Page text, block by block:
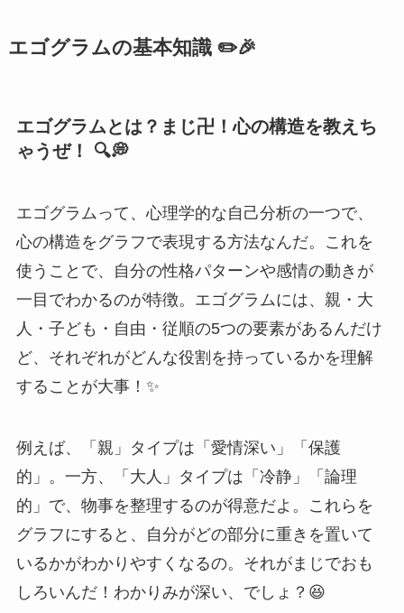
エゴグラムの基本知識 ✏️🎉
エゴグラムとは？まじ卍！心の構造を教えち
ゃうぜ！ 🔍💭
エゴグラムって、心理学的な自己分析の一つで、
心の構造をグラフで表現する方法なんだ。これを
使うことで、自分の性格パターンや感情の動きが
一目でわかるのが特徴。エゴグラムには、親・大
人・子ども・自由・従順の5つの要素があるんだけ
ど、それぞれがどんな役割を持っているかを理解
することが大事！✨
例えば、「親」タイプは「愛情深い」「保護
的」。一方、「大人」タイプは「冷静」「論理
的」で、物事を整理するのが得意だよ。これらを
グラフにすると、自分がどの部分に重きを置いて
いるかがわかりやすくなるの。それがまじでおも
しろいんだ！わかりみが深い、でしょ？😆